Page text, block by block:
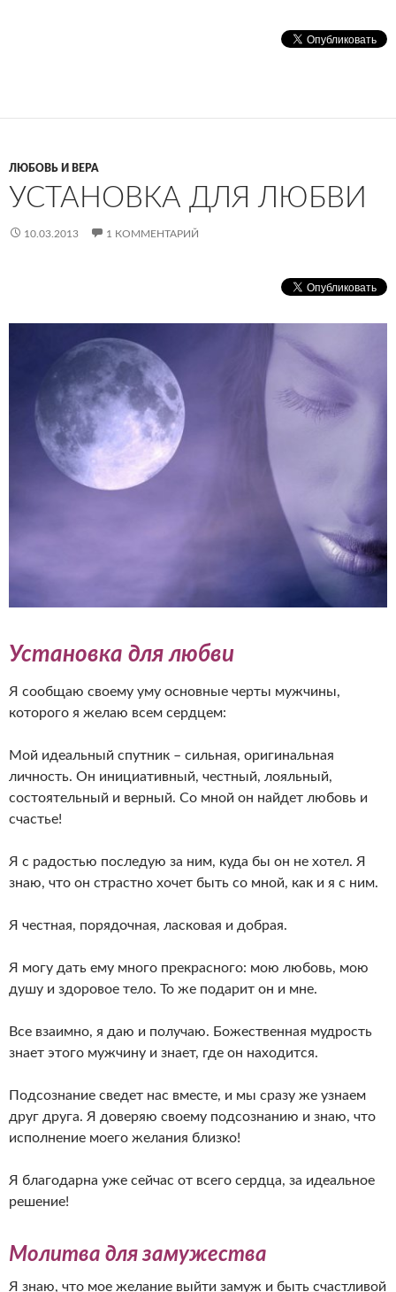
ЛЮБОВЬ И ВЕРА
УСТАНОВКА ДЛЯ ЛЮБВИ
10.03.2013 1 КОММЕНТАРИЙ
Установка для любви
Я сообщаю своему уму основные черты мужчины,
которого я желаю всем сердцем:
Мой идеальный спутник – сильная, оригинальная
личность. Он инициативный, честный, лояльный,
состоятельный и верный. Со мной он найдет любовь и
счастье!
Я с радостью последую за ним, куда бы он не хотел. Я
знаю, что он страстно хочет быть со мной, как и я с ним.
Я честная, порядочная, ласковая и добрая.
Я могу дать ему много прекрасного: мою любовь, мою
душу и здоровое тело. То же подарит он и мне.
Все взаимно, я даю и получаю. Божественная мудрость
знает этого мужчину и знает, где он находится.
Подсознание сведет нас вместе, и мы сразу же узнаем
друг друга. Я доверяю своему подсознанию и знаю, что
исполнение моего желания близко!
Я благодарна уже сейчас от всего сердца, за идеальное
решение!
Молитва для замужества
Я знаю, что мое желание выйти замуж и быть счастливой